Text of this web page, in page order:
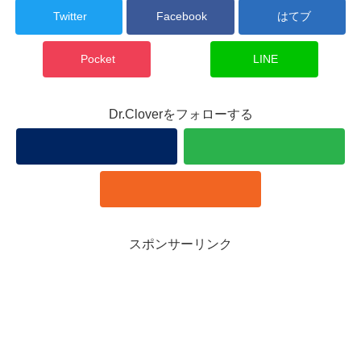
Twitter Facebook はてブ
Pocket LINE
Dr.Cloverをフォローする
スポンサーリンク